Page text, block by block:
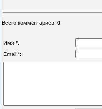
Всего комментариев: 0
Имя *:
Email *: